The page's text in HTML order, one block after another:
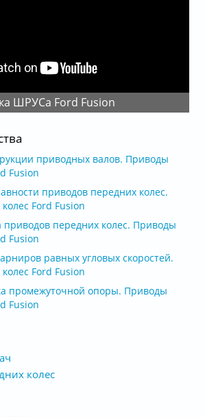
ШРУСа Ford Fusion
приводных валов. Приводы
Fusion
приводов передних колес.
Ford Fusion
приводов передних колес. Приводы
Fusion
равных угловых скоростей.
Ford Fusion
промежуточной опоры. Приводы
Fusion
колес